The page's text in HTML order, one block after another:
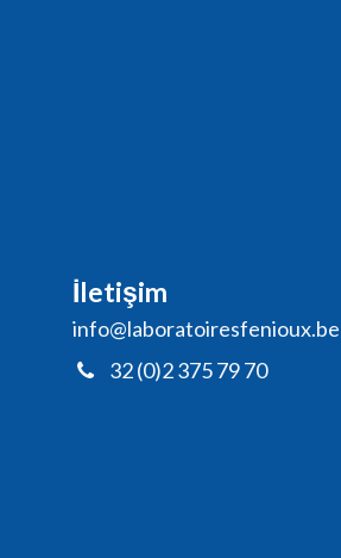
İletişim
info@laboratoiresfenioux.be
32 (0)2 375 79 70